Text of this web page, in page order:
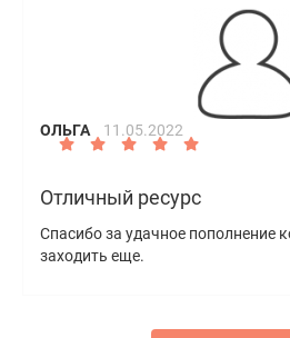
ОЛЬГА 11.05.2022
Отличный ресурс
Спасибо за удачное пополнение
заходить еще.